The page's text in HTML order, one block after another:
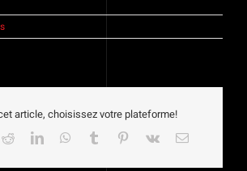
article, choisissez votre plateforme!
RedditLinkedInWhatsApp
Tumblr Pinterest
Vk Email